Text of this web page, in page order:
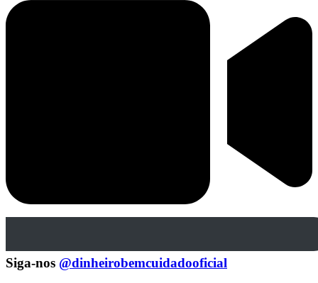
Siga-nos @dinheirobemcuidadooficial